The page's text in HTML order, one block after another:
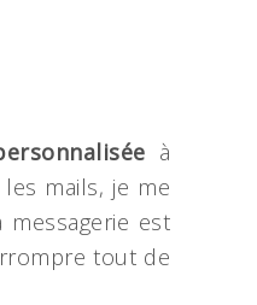
à
mails, je me
est